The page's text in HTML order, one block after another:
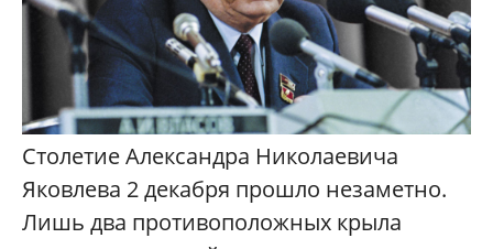
Столетие Александра Николаевича
Яковлева 2 декабря прошло незаметно.
Лишь два противоположных крыла